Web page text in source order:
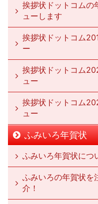
挨拶状ドットコムの
ューします
挨拶状ドットコム
ー
挨拶状ドットコム
ュー
挨拶状ドットコム
ュー
ふみいろ年賀状
ふみいろ年賀状につ
ふみいろの年賀状を
介！